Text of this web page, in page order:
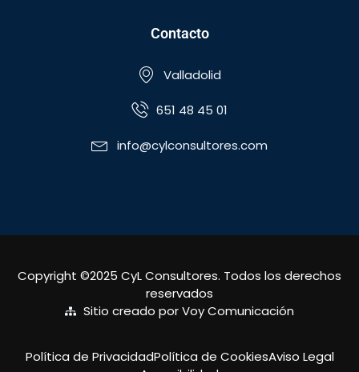
Contacto
Valladolid
651 48 45 01
info@cylconsultores.com
Copyright ©2025 CyL Consultores. Todos los derechos
reservados
Sitio creado por Voy Comunicación
Política de PrivacidadPolítica de CookiesAviso Legal